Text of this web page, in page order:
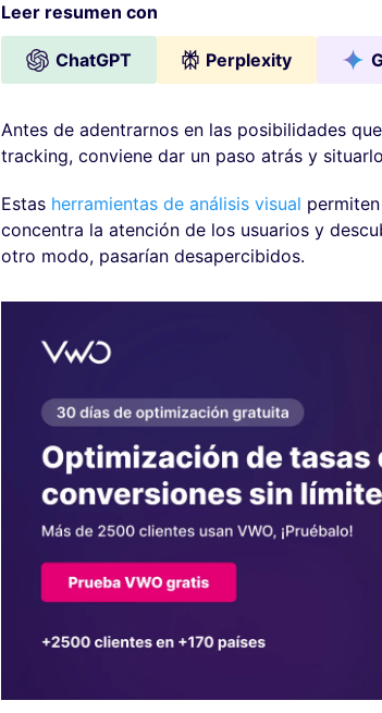
Leer resumen con
ChatGPT Perplexity
Antes de adentrarnos en las posibilidades
tracking, conviene dar un paso atrás y
Estas herramientas de análisis visual
concentra la atención de los usuarios y
otro modo, pasarían desapercibidos.